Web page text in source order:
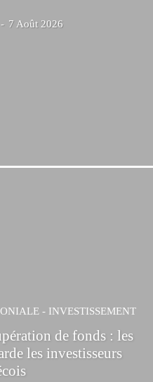
- 7 Août 2026
- INVESTISSEMENT
de fonds : les
les investisseurs